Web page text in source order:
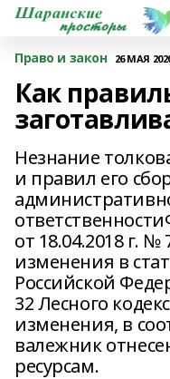
Право и закон 26 МАЯ
Как
Незнание
и правил его
от 18.04.2018 г.
изменения в
Российской
32 Лесного
изменения, в
валежник
ресурсам.